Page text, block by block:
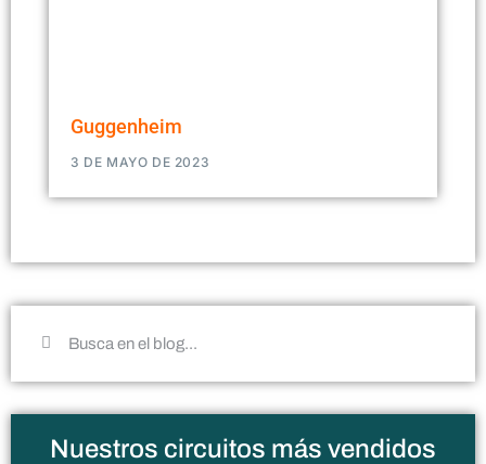
Guggenheim
3 DE MAYO DE 2023
Nuestros circuitos más vendidos